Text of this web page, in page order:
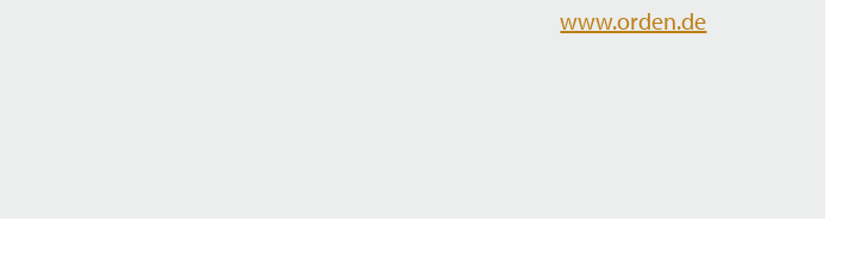
www.orden.de